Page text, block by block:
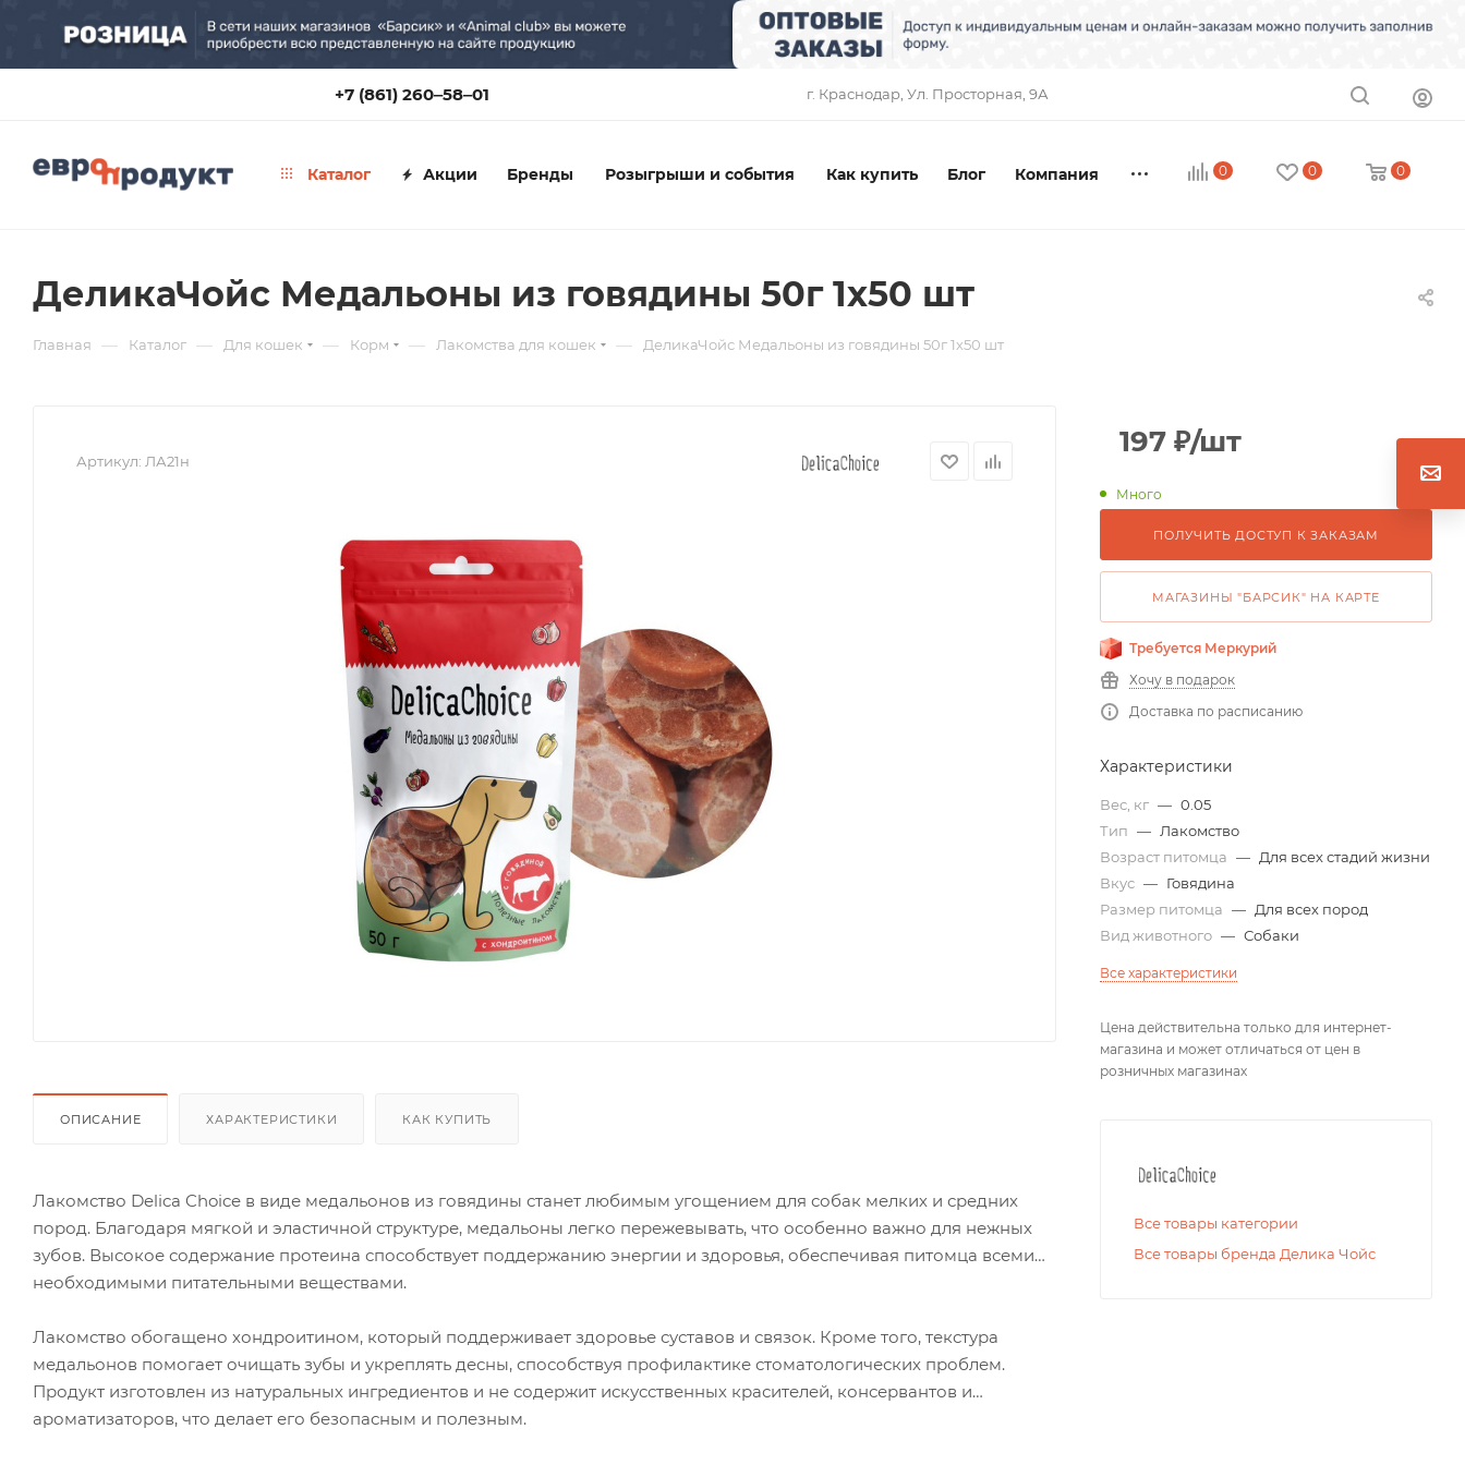
+7 (861) 260‒58‒01 г. Краснодар, ​Ул. Просторная, 9А
0 0 0
Каталог Акции Бренды Розыгрыши и события Как купить Блог Компания
ДеликаЧойс Медальоны из говядины 50г 1х50 шт
Главная — Каталог — Для кошек — Корм — Лакомства для кошек — ДеликаЧойс Медальоны из говядины 50г 1х50 шт
Артикул: ЛА21н
ОПИСАНИЕ ХАРАКТЕРИСТИКИ КАК КУПИТЬ
Лакомство Delica Choice в виде медальонов из говядины станет любимым угощением для собак мелких и средних
пород. Благодаря мягкой и эластичной структуре, медальоны легко пережевывать, что особенно важно для нежных
зубов. Высокое содержание протеина способствует поддержанию энергии и здоровья, обеспечивая питомца всеми
необходимыми питательными веществами.
Лакомство обогащено хондроитином, который поддерживает здоровье суставов и связок. Кроме того, текстура
медальонов помогает очищать зубы и укреплять десны, способствуя профилактике стоматологических проблем.
Продукт изготовлен из натуральных ингредиентов и не содержит искусственных красителей, консервантов и
ароматизаторов, что делает его безопасным и полезным.
197 ₽/шт
Много
ПОЛУЧИТЬ ДОСТУП К ЗАКАЗАМ
МАГАЗИНЫ "БАРСИК" НА КАРТЕ
Требуется Меркурий
Хочу в подарок
Доставка по расписанию
Характеристики
Вес, кг — 0.05
Тип — Лакомство
Возраст питомца — Для всех стадий жизни
Вкус — Говядина
Размер питомца — Для всех пород
Вид животного — Собаки
Все характеристики
Цена действительна только для интернет-
магазина и может отличаться от цен в
розничных магазинах
Все товары категории
Все товары бренда Делика Чойс